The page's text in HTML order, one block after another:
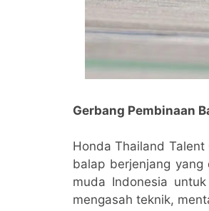
Gerbang Pembinaan
Honda Thailand
balap berjenjang
muda Indonesia
mengasah teknik,